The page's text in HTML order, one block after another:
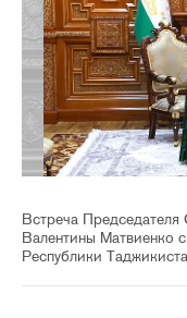
Встреча
Валентины Матвиенко
Республики